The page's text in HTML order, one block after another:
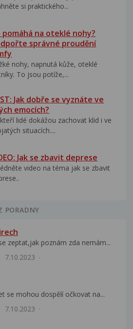
si praktického...
pomáhá na oteklé nohy?
správné proudění
nohy, napnutá kůže, oteklé
To jsou potíže,...
Jak dobře se vyznáte ve
emocích?
lidé dokážou zachovat klid i ve
situacích....
Jak se zbavit deprese
video na téma jak se zbavit
PORADNY
zeptat,jak poznám zda nemám...
7.10.2023
se mohou dospělí očkovat na...
7.10.2023